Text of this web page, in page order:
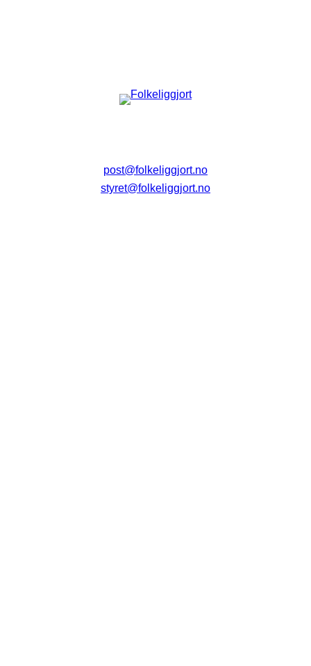
post@folkeliggjort.no
styret@folkeliggjort.no